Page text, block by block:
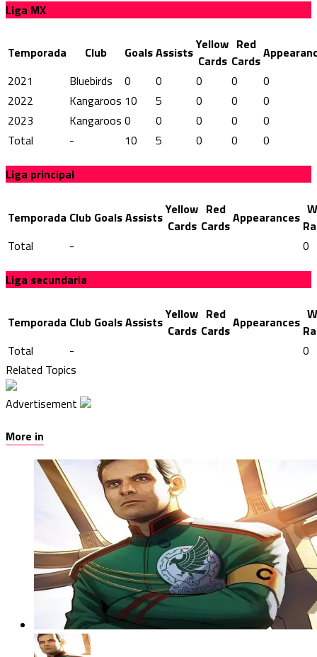
Liga MX
Temporada Club GoalsAssistsYellow
Cards
Red
Cards
2021
Bluebirds 0 0 0 0
0
2022
Kangaroos 10 5 0 0
0
2023
Kangaroos 0 0 0 0
0
Total
- 10 5 0 0 0
Liga principal
Temporada Club GoalsAssistsYellow
Cards
Red
CardsAppearances
Total
- 0
Liga secundaria
Temporada Club GoalsAssistsYellow
Cards
Red
CardsAppearances
Total
-
0
Related Topics
Advertisement
More in